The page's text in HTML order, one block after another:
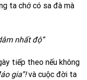
ta chớ có sa đà mà
nhất độ”
tiếp theo nếu không
gia”!và cuộc đời ta